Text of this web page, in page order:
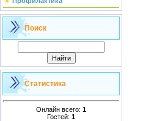
Поиск
Статистика
Онлайн всего: 1
Гостей: 1